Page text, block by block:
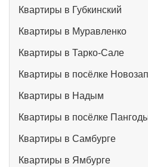
Квартиры в Губкинский
Квартиры в Муравленко
Квартиры в Тарко-Сале
Квартиры в посёлке
Квартиры в Надым
Квартиры в посёлке
Квартиры в Самбурге
Квартиры в Ямбурге